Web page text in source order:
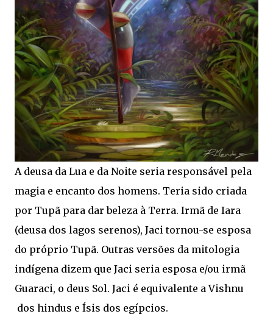
A deusa da Lua e da Noite seria responsável pela
magia e encanto dos homens. Teria sido criada
por Tupã para dar beleza à Terra. Irmã de Iara
(deusa dos lagos serenos), Jaci tornou-se esposa
do próprio Tupã. Outras versões da mitologia
indígena dizem que Jaci seria esposa e/ou irmã
Guaraci, o deus Sol. Jaci é equivalente a Vishnu
dos hindus e Ísis dos egípcios.